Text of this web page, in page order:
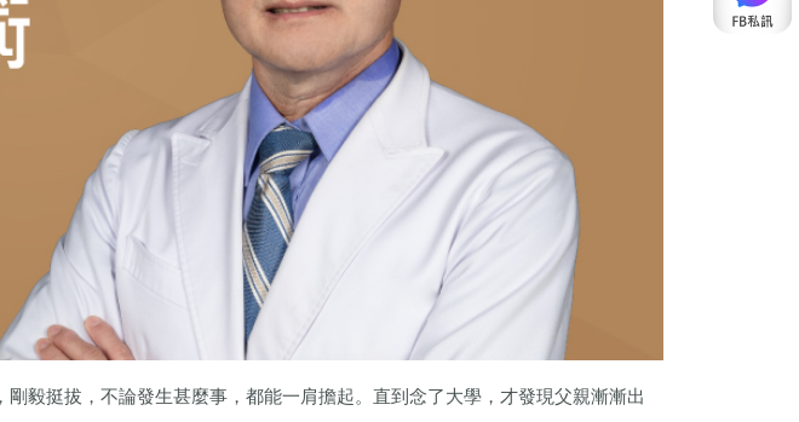
毅挺拔，不論發生甚麼事，都能一肩擔起。直到念了大學，才發現父親漸漸出